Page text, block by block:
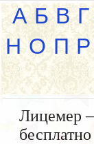
А Б В Г
Н О П Р
Лицемер
бесплатно